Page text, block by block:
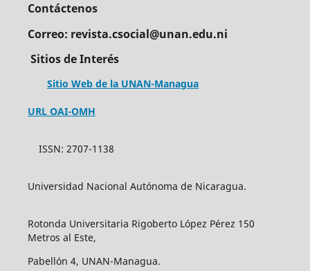
Contáctenos
Correo: revista.csocial@unan.edu.ni
Sitios de Interés
Sitio Web de la UNAN-Managua
URL OAI-OMH
ISSN: 2707-1138
Universidad Nacional Autónoma de Nicaragua.
Rotonda Universitaria Rigoberto López Pérez 150
Metros al Este,
Pabellón 4, UNAN-Managua.